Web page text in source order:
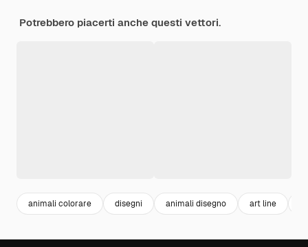
Potrebbero piacerti anche questi vettori.
animali colorare disegni animali disegno art line